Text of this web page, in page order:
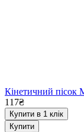
Кінетичний пісок
117₴
Купити в 1 клік
Купити